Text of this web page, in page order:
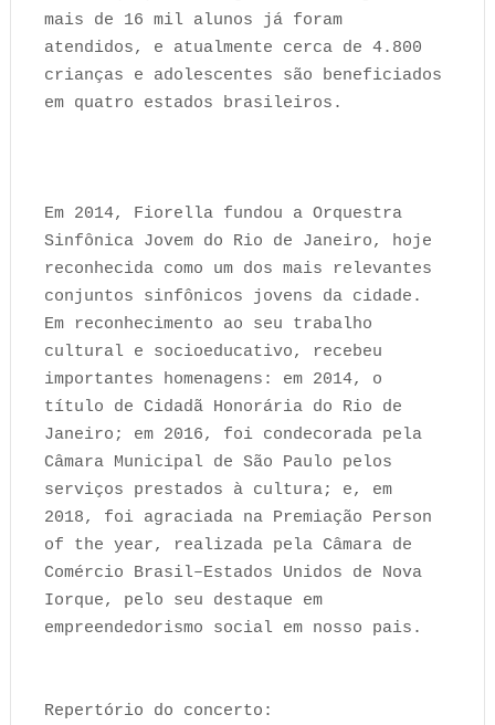
mais de 16 mil alunos já foram
atendidos, e atualmente cerca de 4.800
crianças e adolescentes são beneficiados
em quatro estados brasileiros.
Em 2014, Fiorella fundou a Orquestra
Sinfônica Jovem do Rio de Janeiro, hoje
reconhecida como um dos mais relevantes
conjuntos sinfônicos jovens da cidade.
Em reconhecimento ao seu trabalho
cultural e socioeducativo, recebeu
importantes homenagens: em 2014, o
título de Cidadã Honorária do Rio de
Janeiro; em 2016, foi condecorada pela
Câmara Municipal de São Paulo pelos
serviços prestados à cultura; e, em
2018, foi agraciada na Premiação Person
of the year, realizada pela Câmara de
Comércio Brasil–Estados Unidos de Nova
Iorque, pelo seu destaque em
empreendedorismo social em nosso pais.
Repertório do concerto: